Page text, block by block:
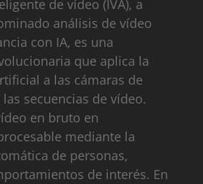
de vídeo (IVA), a
análisis de vídeo
con IA, es una
que aplica la
a las cámaras de
secuencias de vídeo.
en bruto en
mediante la
de personas,
de interés. En